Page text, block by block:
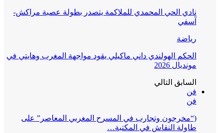
نادي الحي المحمدي للملاكمة يتصدر بطولة عصبة مراكش-
آسفي
رياضة
الحكم الهولندي داني ماكيلي يقود مواجهة المغرب وهايتي في
مونديال 2026
السابق التالي
فن
فن
(“مخرجون وتجارب في المسرح المغربي المعاصر” على
طاولة النقاش في المكتبة…